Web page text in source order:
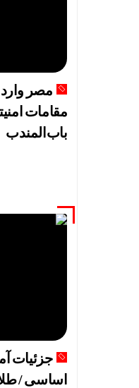
مصر
مقامات
باب‌المندب
جزئیات
اساسی /